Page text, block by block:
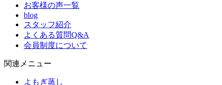
お客様の声一覧
blog
スタッフ紹介
よくある質問Q&A
会員制度について
関連メニュー
よもぎ蒸し